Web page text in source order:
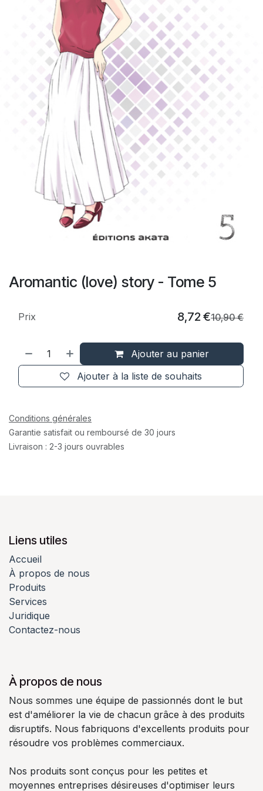
Aromantic (love) story - Tome 5
Ajouter au panier
Ajouter à la liste de souhaits
Prix 8,72€10,90€
Conditions générales
Garantie satisfait ou remboursé de 30 jours
Livraison : 2-3 jours ouvrables
Liens utiles
Accueil
À propos de nous
Produits
Services
Juridique
Contactez-nous
À propos de nous
Nous sommes une équipe de passionnés dont le but
est d'améliorer la vie de chacun grâce à des produits
disruptifs. Nous fabriquons d'excellents produits pour
résoudre vos problèmes commerciaux.
Nos produits sont conçus pour les petites et
moyennes entreprises désireuses d'optimiser leurs